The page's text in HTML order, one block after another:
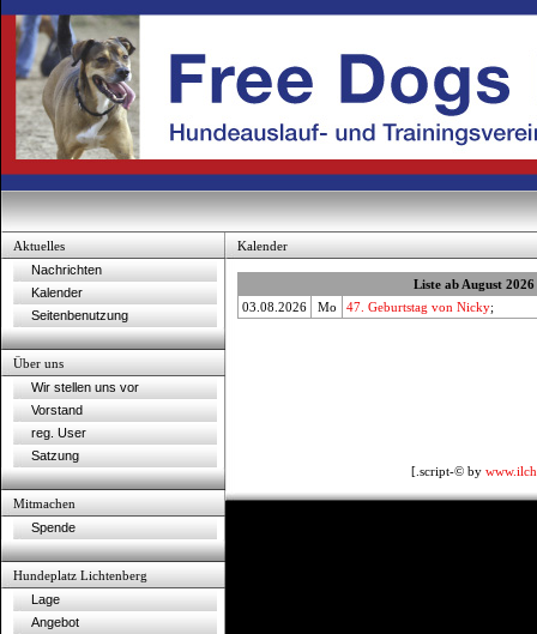
Aktuelles
Nachrichten
Kalender
Seitenbenutzung
Über uns
Wir stellen uns vor
Vorstand
reg. User
Satzung
Mitmachen
Spende
Hundeplatz Lichtenberg
Lage
Angebot
Kalender
Liste ab August 2026
03.08.2026
Mo 47. Geburtstag von Nicky;
[.script-© by